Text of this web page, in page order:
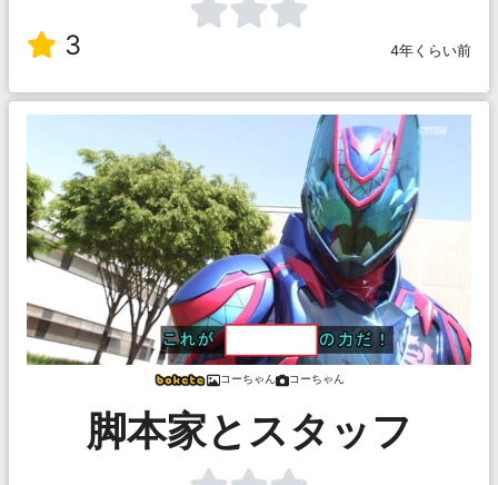
3 4年くらい前
コーちゃん コーちゃん
脚本家とスタッフ